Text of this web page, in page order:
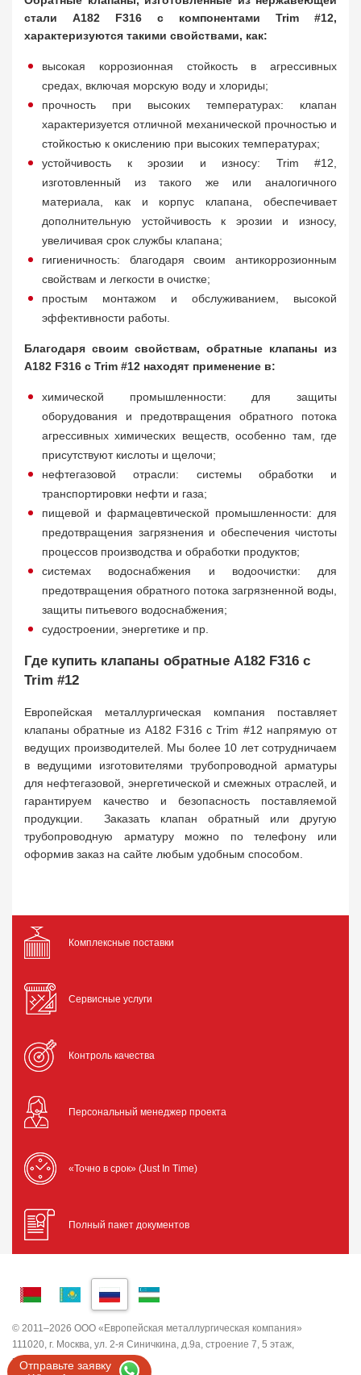
Отправьте заявку
стали A182 F316 с компонентами Trim #12,
характеризуются такими свойствами, как:
высокая коррозионная стойкость в агрессивных
средах, включая морскую воду и хлориды;
прочность при высоких температурах: клапан
характеризуется отличной механической прочностью и
стойкостью к окислению при высоких температурах;
устойчивость к эрозии и износу: Trim #12,
изготовленный из такого же или аналогичного
материала, как и корпус клапана, обеспечивает
дополнительную устойчивость к эрозии и износу,
увеличивая срок службы клапана;
гигиеничность: благодаря своим антикоррозионным
свойствам и легкости в очистке;
простым монтажом и обслуживанием, высокой
эффективности работы.
Благодаря своим свойствам, обратные клапаны из
A182 F316 с Trim #12 находят применение в:
химической промышленности: для защиты
оборудования и предотвращения обратного потока
агрессивных химических веществ, особенно там, где
присутствуют кислоты и щелочи;
нефтегазовой отрасли: системы обработки и
транспортировки нефти и газа;
пищевой и фармацевтической промышленности: для
предотвращения загрязнения и обеспечения чистоты
процессов производства и обработки продуктов;
системах водоснабжения и водоочистки: для
предотвращения обратного потока загрязненной воды,
защиты питьевого водоснабжения;
судостроении, энергетике и пр.
Где купить клапаны обратные A182 F316 с
Trim #12
Европейская металлургическая компания поставляет
клапаны обратные из A182 F316 с Trim #12 напрямую от
ведущих производителей. Мы более 10 лет сотрудничаем
в ведущими изготовителями трубопроводной арматуры
для нефтегазовой, энергетической и смежных отраслей, и
гарантируем качество и безопасность поставляемой
продукции. Заказать клапан обратный или другую
трубопроводную арматуру можно по телефону или
оформив заказ на сайте любым удобным способом.
Комплексные поставки
Сервисные услуги
Контроль качества
Персональный менеджер проекта
«Точно в срок» (Just In Time)
Полный пакет документов
© 2011–2026 ООО «Европейская металлургическая компания»
111020, г. Москва, ул. 2-я Синичкина, д.9а, строение 7, 5 этаж,
помещение I, комната 5